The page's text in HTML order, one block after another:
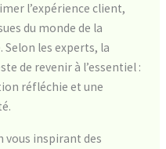
l’expérience client,
du monde de la
les experts, la
de revenir à l’essentiel :
réfléchie et une
vous inspirant des